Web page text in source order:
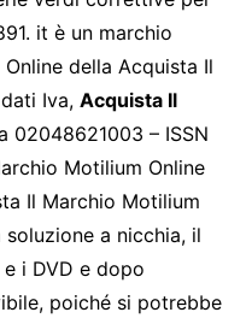
it è un marchio
della Acquista Il
Iva, Acquista Il
02048621003 – ISSN
Motilium Online
Il Marchio Motilium
a nicchia, il
i DVD e dopo
poiché si potrebbe